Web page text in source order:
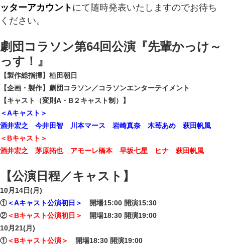
ッターアカウント にて随時発表いたしますのでお待ち
ください。
劇団コラソン第64回公演『先輩かっけ～
っす！』
【製作総指揮】植田朝日
【企画・製作】劇団コラソン／コラソンエンターテイメント
【キャスト（変則A・B２キャスト制）】
＜Aキャスト＞
酒井宏之 今井田智 川本マース 岩崎真奈 木苺あめ 萩田帆風
＜Bキャスト＞
酒井宏之 茅原拓也 アモーレ橋本 早坂七星 ヒナ 萩田帆風
【公演日程／キャスト】
10月14日(月)
①＜Aキャスト公演初日＞
開場15:00 開演15:30
②＜Bキャスト公演初日＞ 開場18:30 開演19:00
10月21(月)
①＜Bキャスト公演＞
開場18:30 開演19:00